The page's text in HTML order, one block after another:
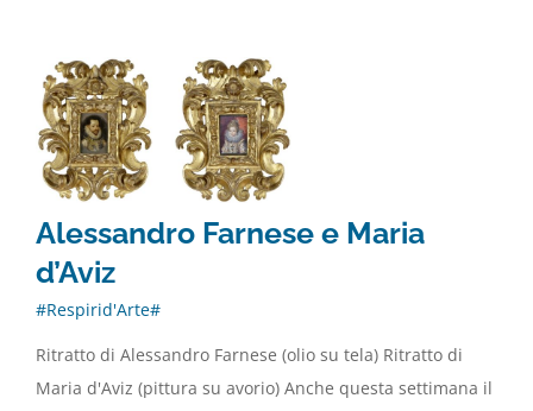
Alessandro Farnese e Maria
d’Aviz
#Respirid'Arte#
Ritratto di Alessandro Farnese (olio su tela) Ritratto di
Maria d'Aviz (pittura su avorio) Anche questa settimana il